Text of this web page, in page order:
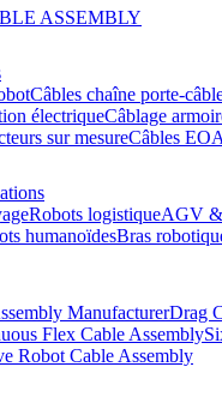
ASSEMBLY
Câbles chaîne porte-
électriqueCâblage
sur mesureCâbles
Robots logistiqueAGV
humanoïdesBras
ManufacturerDrag
Flex Cable Assembly
Robot Cable Assembly